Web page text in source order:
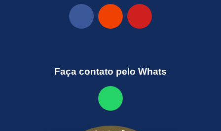
Faça contato pelo Whats